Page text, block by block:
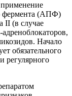
фермента (АПФ)
II (в случае
Начало
обязательного
регулярного